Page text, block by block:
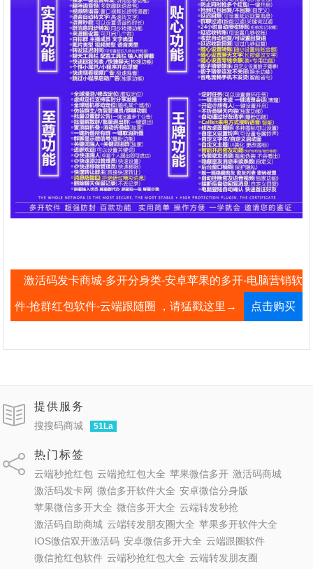
激活码发卡商城-多开分身类-安卓苹果的多开-电脑营销软
件-抢群红包软件-云端跟随圈 ，请猛戳这里→ 点击购买
提供服务
搜搜码商城 51La
热门标签
云端秒抢红包 云端抢红包大全 苹果微信多开 激活码商城
激活码发卡网 微信多开软件大全 安卓微信分身版
苹果微信多开大全 微信多开大全 云端转发秒抢
激活码自助商城 云端转发朋友圈大全 苹果多开软件大全
IOS微信双开激活码 安卓微信多开大全 云端跟圈软件
微信抢红包软件 云端秒抢红包大全 云端转发朋友圈